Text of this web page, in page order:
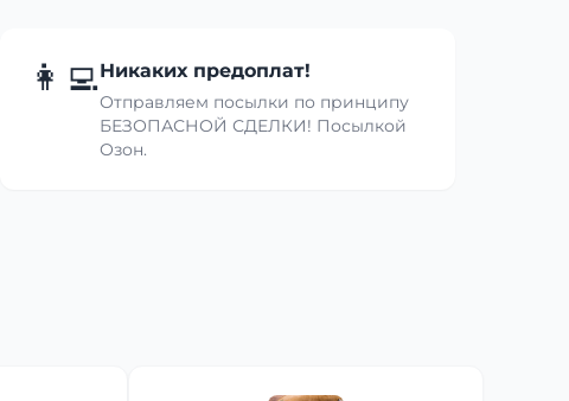
👩‍💻Никаких предоплат!
Отправляем посылки по принципу
БЕЗОПАСНОЙ СДЕЛКИ! Посылкой
Озон.